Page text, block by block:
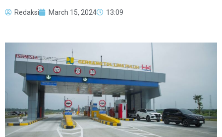
Redaksi March 15, 2024 13:09